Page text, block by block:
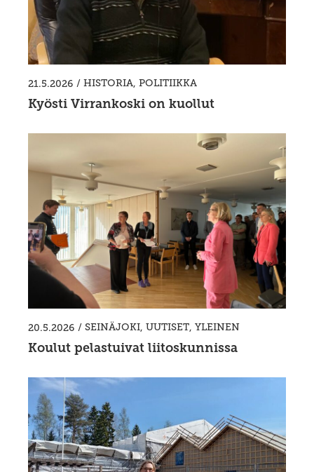
21.5.2026 / HISTORIA, POLITIIKKA
Kyösti Virrankoski on kuollut
20.5.2026 / SEINÄJOKI, UUTISET, YLEINEN
Koulut pelastuivat liitoskunnissa